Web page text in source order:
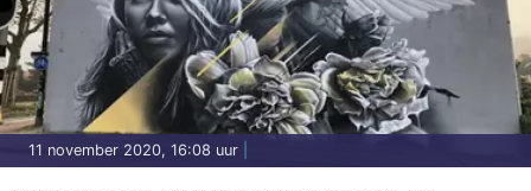
11 november 2020, 16:08 uur